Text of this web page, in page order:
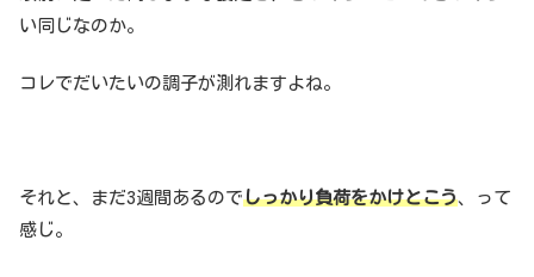
い同じなのか。
コレでだいたいの調子が測れますよね。
それと、まだ3週間あるのでしっかり負荷をかけとこう、って
感じ。